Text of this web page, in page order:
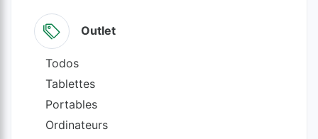
Outlet
Todos
Tablettes
Portables
Ordinateurs